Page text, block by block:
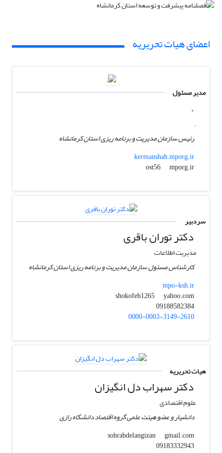
اعضای هیات تحریریه
مدیر مسئول
.
.
رئیس سازمان مدیریت و برنامه ریزی استان کرمانشاه
kermanshah.mporg.ir
ost56
mporg.ir
سردبیر
دکتر توران باقری
مدیریت اطلاعات
کارشناس مسئول سازمان مدیریت و برنامه ریزی استان کرمانشاه
mpo-ksh.ir
shokofeh1265
yahoo.com
09188582384
0000-0003-3149-2610
هیات تحریریه
دکتر سهراب دل انگیزان
علوم اقتصادی
دانشیار و عضو هیئت علمی گروه اقتصاد دانشگاه رازی
sohrabdelangizan
gmail.com
09183332943